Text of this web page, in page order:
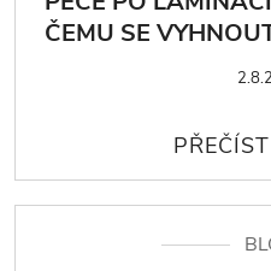
ČEMU SE